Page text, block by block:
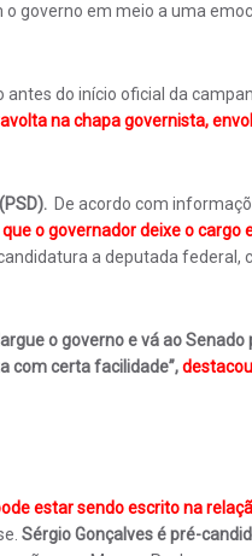
governo em meio a uma
antes do início oficial da
na chapa governista,
De acordo com
o governador deixe o cargo
a deputada federal,
o governo e vá ao Senado
com certa facilidade”,
estar sendo escrito na
Sérgio Gonçalves é pré-